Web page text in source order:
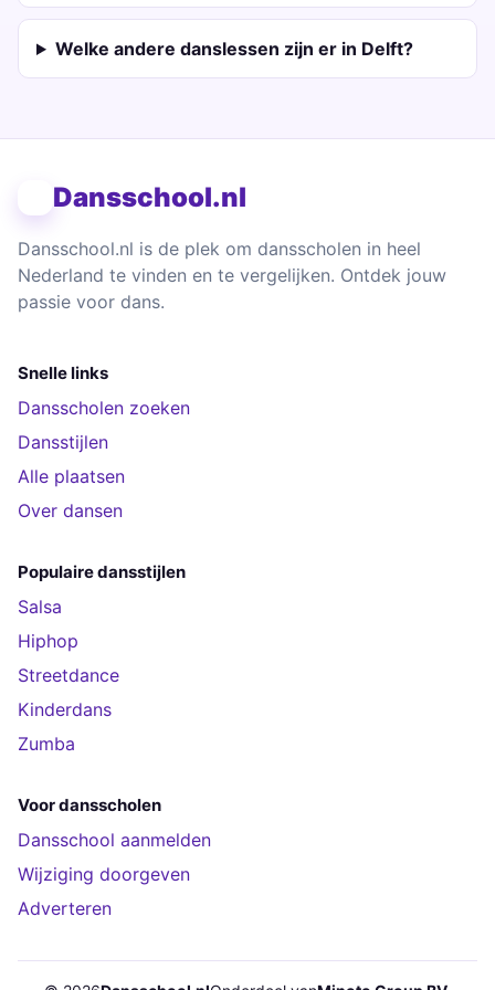
Welke andere danslessen zijn er in Delft?
Dansschool.nl
Dansschool.nl is de plek om dansscholen in heel
Nederland te vinden en te vergelijken. Ontdek jouw
passie voor dans.
Snelle links
Dansscholen zoeken
Dansstijlen
Alle plaatsen
Over dansen
Populaire dansstijlen
Salsa
Hiphop
Streetdance
Kinderdans
Zumba
Voor dansscholen
Dansschool aanmelden
Wijziging doorgeven
Adverteren